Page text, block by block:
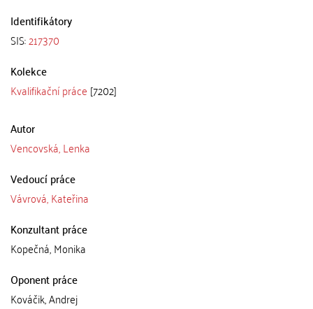
Identifikátory
SIS:217370
Kolekce
Kvalifikační práce [7202]
Autor
Vencovská, Lenka
Vedoucí práce
Vávrová, Kateřina
Konzultant práce
Kopečná, Monika
Oponent práce
Kováčik, Andrej